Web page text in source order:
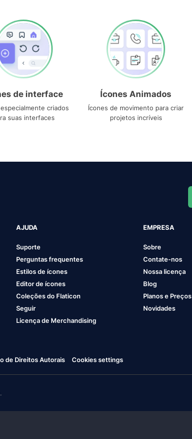
de interface
criados
suas interfaces
Ícones Animados
Ícones de movimento para criar
projetos incríveis
AJUDA
Suporte
Perguntas frequentes
Estilos de ícones
Editor de ícones
Coleções do Flaticon
Seguir
Licença de Merchandising
EMPRESA
Sobre
Contate-nos
Nossa licença
Blog
Planos e Preços
Novidades
de Direitos Autorais Cookies settings